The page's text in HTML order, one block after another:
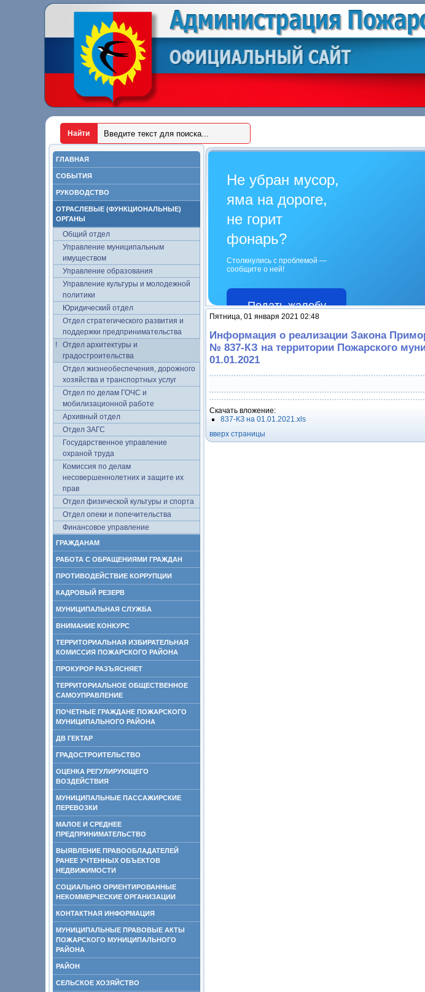
ГЛАВНАЯ
СОБЫТИЯ
РУКОВОДСТВО
ОТРАСЛЕВЫЕ (ФУНКЦИОНАЛЬНЫЕ)
ОРГАНЫ
Общий отдел
Управление муниципальным
имуществом
Управление образования
Управление культуры и молодежной
политики
Юридический отдел
Отдел стратегического развития и
поддержки предпринимательства
Отдел архитектуры и
градостроительства
Отдел жизнеобеспечения, дорожного
хозяйства и транспортных услуг
Отдел по делам ГОЧС и
мобилизационной работе
Архивный отдел
Отдел ЗАГС
Государственное управление
охраной труда
Комиссия по делам
несовершеннолетних и защите их
прав
Отдел физической культуры и спорта
Отдел опеки и попечительства
Финансовое управление
ГРАЖДАНАМ
РАБОТА С ОБРАЩЕНИЯМИ ГРАЖДАН
ПРОТИВОДЕЙСТВИЕ КОРРУПЦИИ
КАДРОВЫЙ РЕЗЕРВ
МУНИЦИПАЛЬНАЯ СЛУЖБА
ВНИМАНИЕ КОНКУРС
ТЕРРИТОРИАЛЬНАЯ ИЗБИРАТЕЛЬНАЯ
КОМИССИЯ ПОЖАРСКОГО РАЙОНА
ПРОКУРОР РАЗЪЯСНЯЕТ
ТЕРРИТОРИАЛЬНОЕ ОБЩЕСТВЕННОЕ
САМОУПРАВЛЕНИЕ
ПОЧЕТНЫЕ ГРАЖДАНЕ ПОЖАРСКОГО
МУНИЦИПАЛЬНОГО РАЙОНА
ДВ ГЕКТАР
ГРАДОСТРОИТЕЛЬСТВО
ОЦЕНКА РЕГУЛИРУЮЩЕГО
ВОЗДЕЙСТВИЯ
МУНИЦИПАЛЬНЫЕ ПАССАЖИРСКИЕ
ПЕРЕВОЗКИ
МАЛОЕ И СРЕДНЕЕ
ПРЕДПРИНИМАТЕЛЬСТВО
ВЫЯВЛЕНИЕ ПРАВООБЛАДАТЕЛЕЙ
РАНЕЕ УЧТЕННЫХ ОБЪЕКТОВ
НЕДВИЖИМОСТИ
СОЦИАЛЬНО ОРИЕНТИРОВАННЫЕ
НЕКОММЕРЧЕСКИЕ ОРГАНИЗАЦИИ
КОНТАКТНАЯ ИНФОРМАЦИЯ
МУНИЦИПАЛЬНЫЕ ПРАВОВЫЕ АКТЫ
ПОЖАРСКОГО МУНИЦИПАЛЬНОГО
РАЙОНА
РАЙОН
СЕЛЬСКОЕ ХОЗЯЙСТВО
Не убран мусор,
яма на дороге,
не горит
фонарь?
Столкнулись с проблемой —
сообщите о ней!
Подать жалобу
Пятница, 01 января 2021 02:48
Информация о реализации Закона
№ 837-КЗ на территории Пожарского
01.01.2021
Скачать вложение:
837-КЗ на 01.01.2021.xls
вверх страницы